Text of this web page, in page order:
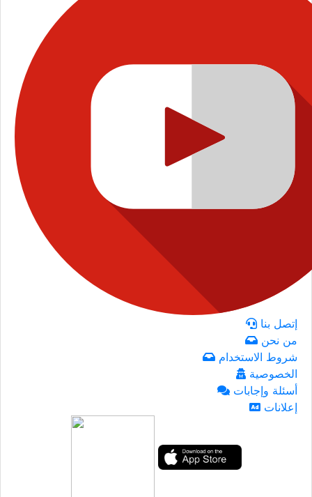
إتصل بنا
من نحن
شروط الاستخدام
الخصوصية
أسئلة وإجابات
إعلانات